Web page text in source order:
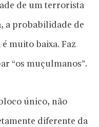
de um terrorista
a probabilidade de
muito baixa. Faz
“os muçulmanos”.
único, não
diferente da